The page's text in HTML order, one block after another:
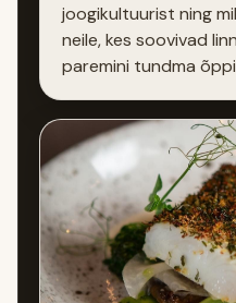
joogikultuurist ning
neile, kes soovivad
paremini tundma